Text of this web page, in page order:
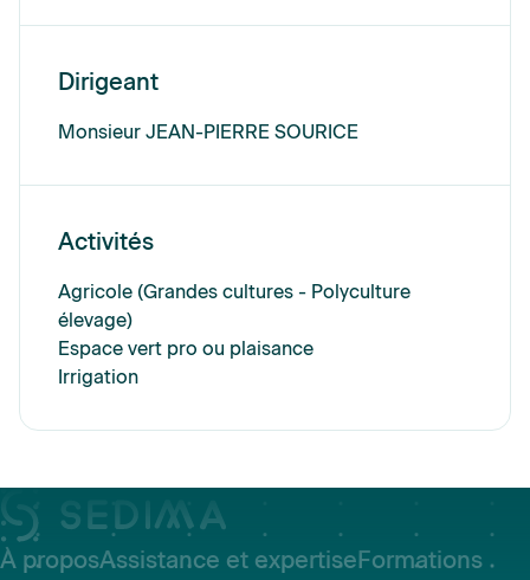
Dirigeant
Monsieur JEAN-PIERRE SOURICE
Activités
Agricole (Grandes cultures - Polyculture
élevage)
Espace vert pro ou plaisance
Irrigation
À proposAssistance et expertiseFormations